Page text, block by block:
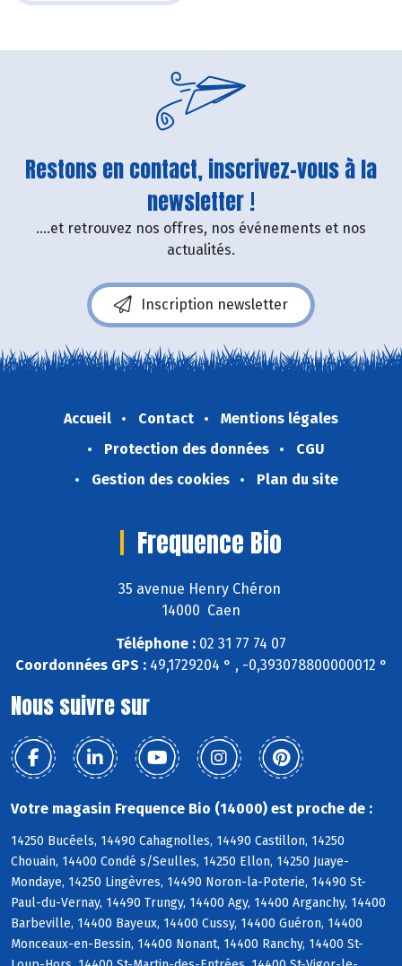
Restons en contact, inscrivez-vous à la
newsletter !
....et retrouvez nos offres, nos événements et nos
actualités.
Inscription newsletter
Accueil Contact
Mentions légales
Protection des données
CGU
Gestion des cookies
Plan du site
Frequence Bio
35 avenue Henry Chéron
14000 Caen
Téléphone : 02 31 77 74 07
Coordonnées GPS :49,1729204 ° , -0,393078800000012 °
Nous suivre sur
Votre magasin Frequence Bio (14000) est proche de :
14250 Bucéels, 14490 Cahagnolles, 14490 Castillon, 14250
Chouain, 14400 Condé s/Seulles, 14250 Ellon, 14250 Juaye-
Mondaye, 14250 Lingèvres, 14490 Noron-la-Poterie, 14490 St-
Paul-du-Vernay, 14490 Trungy, 14400 Agy, 14400 Arganchy, 14400
Barbeville, 14400 Bayeux, 14400 Cussy, 14400 Guéron, 14400
Monceaux-en-Bessin, 14400 Nonant, 14400 Ranchy, 14400 St-